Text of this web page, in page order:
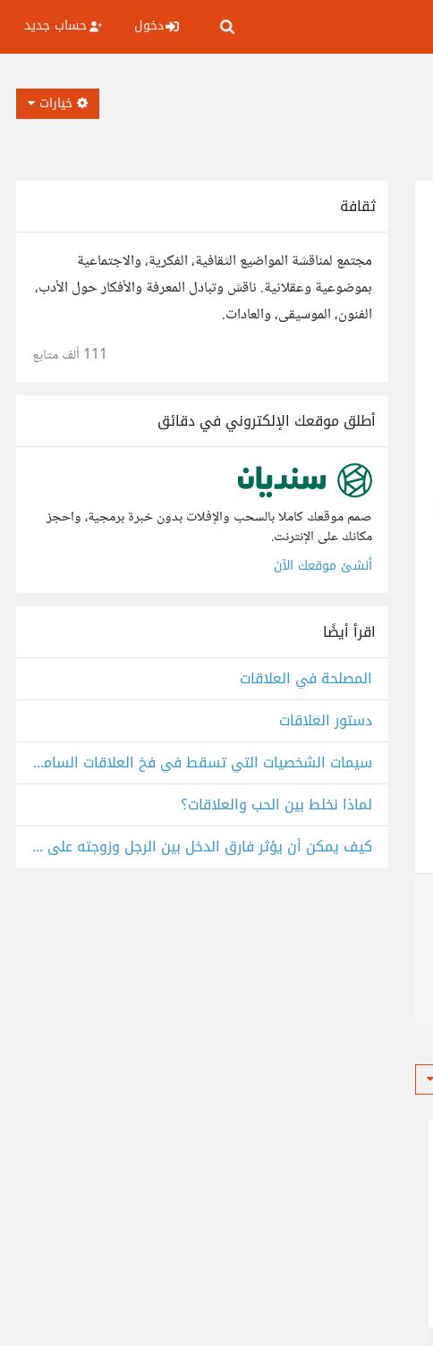
دخول حساب جديد
خيارات
ثقافة
مجتمع لمناقشة المواضيع الثقافية، الفكرية، والاجتماعية
بموضوعية وعقلانية. ناقش وتبادل المعرفة والأفكار حول الأدب،
الفنون، الموسيقى، والعادات.
111 ألف متابع
أطلق موقعك الإلكتروني في دقائق
صمم موقعك كاملا بالسحب والإفلات بدون خبرة برمجية، واحجز
مكانك على الإنترنت.
أنشئ موقعك الآن
اقرأ أيضًا
المصلحة في العلاقات
دستور العلاقات
سيمات الشخصيات التي تسقط في فخ العلاقات السامة.
لماذا نخلط بين الحب والعلاقات؟
كيف يمكن أن يؤثر فارق الدخل بين الرجل وزوجته على العلاقة بينهما؟